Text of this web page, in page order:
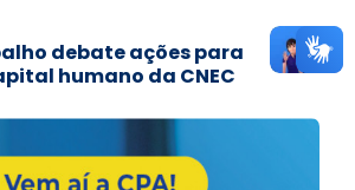
debate ações para
humano da CNEC